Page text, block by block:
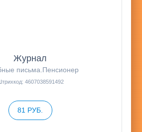
Журнал
письма.Пенсионер
4607038591492
81 РУБ.